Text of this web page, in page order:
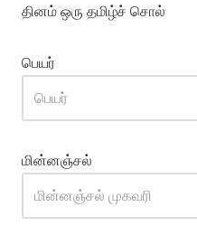
தினம் ஒரு தமிழ்ச் சொல்
பெயர்
மின்னஞ்சல்